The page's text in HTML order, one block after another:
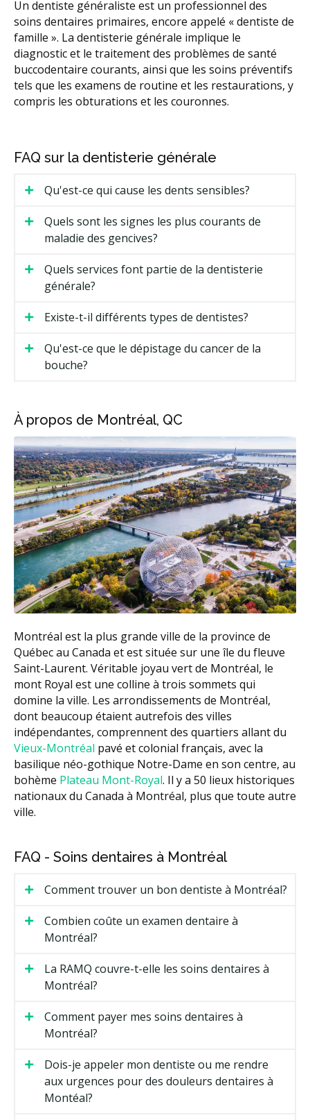
Fournisseurs d'Invisalign
Services orthodontiques et orthodontistes
RCSD (Régime canadien de soins dentaires)
Sédation dentaire
Services dentaires d'urgence
Un dentiste généraliste est un professionnel des
soins dentaires primaires, encore appelé « dentiste de
famille ». La dentisterie générale implique le
diagnostic et le traitement des problèmes de santé
buccodentaire courants, ainsi que les soins préventifs
tels que les examens de routine et les restaurations, y
compris les obturations et les couronnes.
FAQ sur la dentisterie générale
Qu'est-ce qui cause les dents sensibles?
Quels sont les signes les plus courants de
maladie des gencives?
Quels services font partie de la dentisterie
générale?
Existe-t-il différents types de dentistes?
Qu'est-ce que le dépistage du cancer de la
bouche?
À propos de Montréal, QC
Montréal est la plus grande ville de la province de
Québec au Canada et est située sur une île du fleuve
Saint-Laurent. Véritable joyau vert de Montréal, le
mont Royal est une colline à trois sommets qui
domine la ville. Les arrondissements de Montréal,
dont beaucoup étaient autrefois des villes
indépendantes, comprennent des quartiers allant du
Vieux-Montréal pavé et colonial français, avec la
basilique néo-gothique Notre-Dame en son centre, au
bohème Plateau Mont-Royal. Il y a 50 lieux historiques
nationaux du Canada à Montréal, plus que toute autre
ville.
FAQ - Soins dentaires à Montréal
Comment trouver un bon dentiste à Montréal?
Combien coûte un examen dentaire à
Montréal?
La RAMQ couvre-t-elle les soins dentaires à
Montréal?
Comment payer mes soins dentaires à
Montréal?
Dois-je appeler mon dentiste ou me rendre
aux urgences pour des douleurs dentaires à
Montéal?